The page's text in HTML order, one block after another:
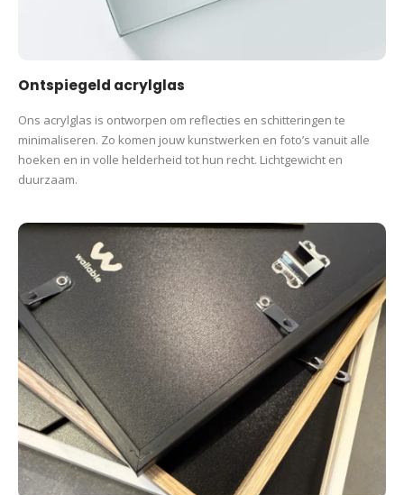
Ontspiegeld acrylglas
Ons acrylglas is ontworpen om reflecties en schitteringen te
minimaliseren. Zo komen jouw kunstwerken en foto’s vanuit alle
hoeken en in volle helderheid tot hun recht. Lichtgewicht en
duurzaam.